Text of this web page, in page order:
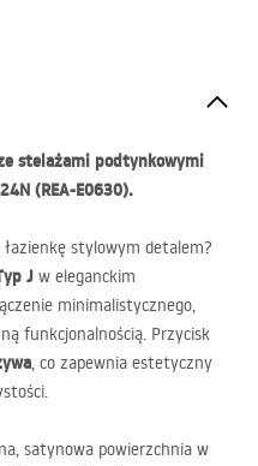
stelażami podtynkowymi
(REA-E0630).
łazienkę stylowym detalem?
J w eleganckim
minimalistycznego,
funkcjonalnością. Przycisk
, co zapewnia estetyczny
satynowa powierzchnia w